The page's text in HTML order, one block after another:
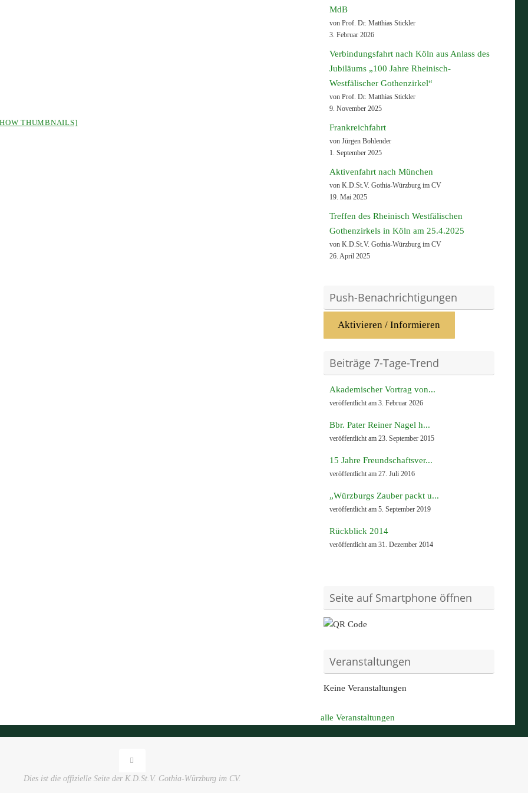
THUMBNAILS]
MdB
von Prof. Dr. Matthias Stickler
3. Februar 2026
Verbindungsfahrt nach Köln aus Anlass des
Jubiläums „100 Jahre Rheinisch-
Westfälischer Gothenzirkel“
von Prof. Dr. Matthias Stickler
9. November 2025
Frankreichfahrt
von Jürgen Bohlender
1. September 2025
Aktivenfahrt nach München
von K.D.St.V. Gothia-Würzburg im CV
19. Mai 2025
Treffen des Rheinisch Westfälischen
Gothenzirkels in Köln am 25.4.2025
von K.D.St.V. Gothia-Würzburg im CV
26. April 2025
Push-Benachrichtigungen
Aktivieren / Informieren
Beiträge 7-Tage-Trend
Akademischer Vortrag von...
veröffentlicht am 3. Februar 2026
Bbr. Pater Reiner Nagel h...
veröffentlicht am 23. September 2015
15 Jahre Freundschaftsver...
veröffentlicht am 27. Juli 2016
„Würzburgs Zauber packt u...
veröffentlicht am 5. September 2019
Rückblick 2014
veröffentlicht am 31. Dezember 2014
Seite auf Smartphone öffnen
Veranstaltungen
Keine Veranstaltungen
alle Veranstaltungen
Dies ist die offizielle Seite der K.D.St.V. Gothia-Würzburg im CV.